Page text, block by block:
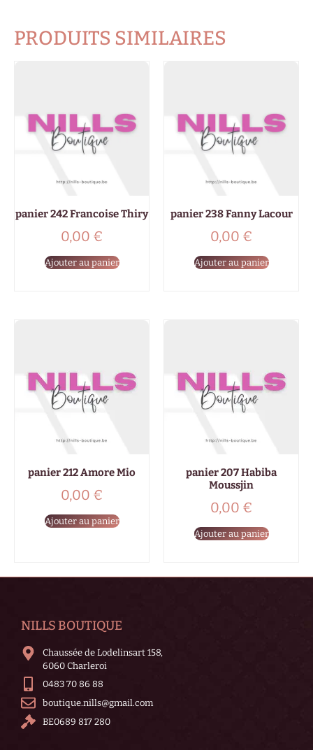
PRODUITS SIMILAIRES
panier 242 Francoise Thiry
0,00 €
Ajouter au panier
panier 238 Fanny Lacour
0,00 €
Ajouter au panier
panier 212 Amore Mio
0,00 €
Ajouter au panier
panier 207 Habiba
Moussjin
0,00 €
Ajouter au panier
NILLS BOUTIQUE
Chaussée de Lodelinsart 158,
6060 Charleroi
0483 70 86 88
boutique.nills@gmail.com
BE0689 817 280